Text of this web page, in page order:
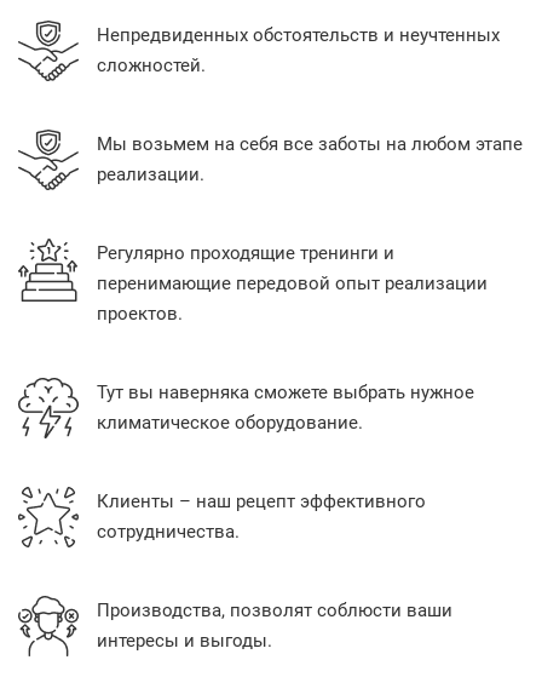
Непредвиденных обстоятельств и неучтенных
сложностей.
Мы возьмем на себя все заботы на любом этапе
реализации.
Регулярно проходящие тренинги и
перенимающие передовой опыт реализации
проектов.
Тут вы наверняка сможете выбрать нужное
климатическое оборудование.
Клиенты – наш рецепт эффективного
сотрудничества.
Производства, позволят соблюсти ваши
интересы и выгоды.